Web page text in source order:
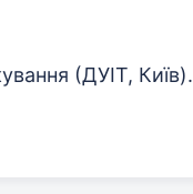
(ДУІТ, Київ).